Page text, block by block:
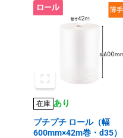
在庫 あり
プチプチ ロール（幅
600mm×42m巻・d35）